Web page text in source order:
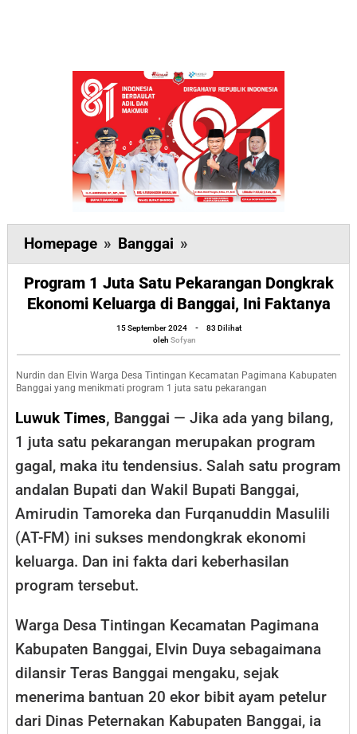
Homepage » Banggai »
1
Juta
Satu
Pekarangan
Dongkrak
Ekonomi
Keluarga
di
Banggai,
Ini
Faktanya
Program 1 Juta Satu Pekarangan Dongkrak
Ekonomi Keluarga di Banggai, Ini Faktanya
15 September 2024
oleh
Sofyan
-
83 Dilihat
oleh Sofyan
Nurdin dan Elvin Warga Desa Tintingan Kecamatan Pagimana Kabupaten
Banggai yang menikmati program 1 juta satu pekarangan
Luwuk Times, Banggai — Jika ada yang bilang,
1 juta satu pekarangan merupakan program
gagal, maka itu tendensius. Salah satu program
andalan Bupati dan Wakil Bupati Banggai,
Amirudin Tamoreka dan Furqanuddin Masulili
(AT-FM) ini sukses mendongkrak ekonomi
keluarga. Dan ini fakta dari keberhasilan
program tersebut.
Warga Desa Tintingan Kecamatan Pagimana
Kabupaten Banggai, Elvin Duya sebagaimana
dilansir Teras Banggai mengaku, sejak
menerima bantuan 20 ekor bibit ayam petelur
dari Dinas Peternakan Kabupaten Banggai, ia